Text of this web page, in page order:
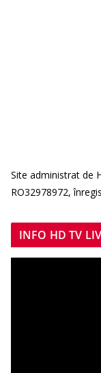
Site administrat de
RO32978972,
INFO HD TV